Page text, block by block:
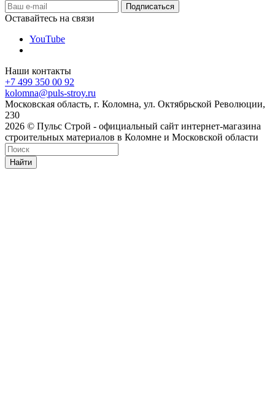
Оставайтесь на связи
YouTube
Наши контакты
+7 499 350 00 92
kolomna@puls-stroy.ru
Московская область, г. Коломна, ул. Октябрьской Революции,
230
2026 © Пульс Строй - официальный сайт интернет-магазина
строительных материалов в Коломне и Московской области
Найти